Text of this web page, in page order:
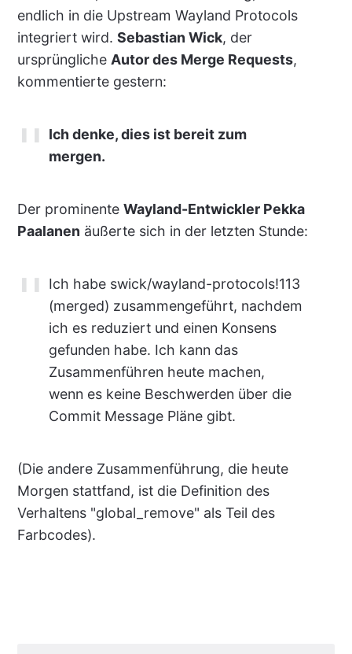
endlich in die Upstream Wayland Protocols
integriert wird. Sebastian Wick, der
ursprüngliche Autor des Merge Requests,
kommentierte gestern:
Ich denke, dies ist bereit zum
mergen.
Der prominente Wayland-Entwickler Pekka
Paalanen äußerte sich in der letzten Stunde:
Ich habe swick/wayland-protocols!113
(merged) zusammengeführt, nachdem
ich es reduziert und einen Konsens
gefunden habe. Ich kann das
Zusammenführen heute machen,
wenn es keine Beschwerden über die
Commit Message Pläne gibt.
(Die andere Zusammenführung, die heute
Morgen stattfand, ist die Definition des
Verhaltens "global_remove" als Teil des
Farbcodes).